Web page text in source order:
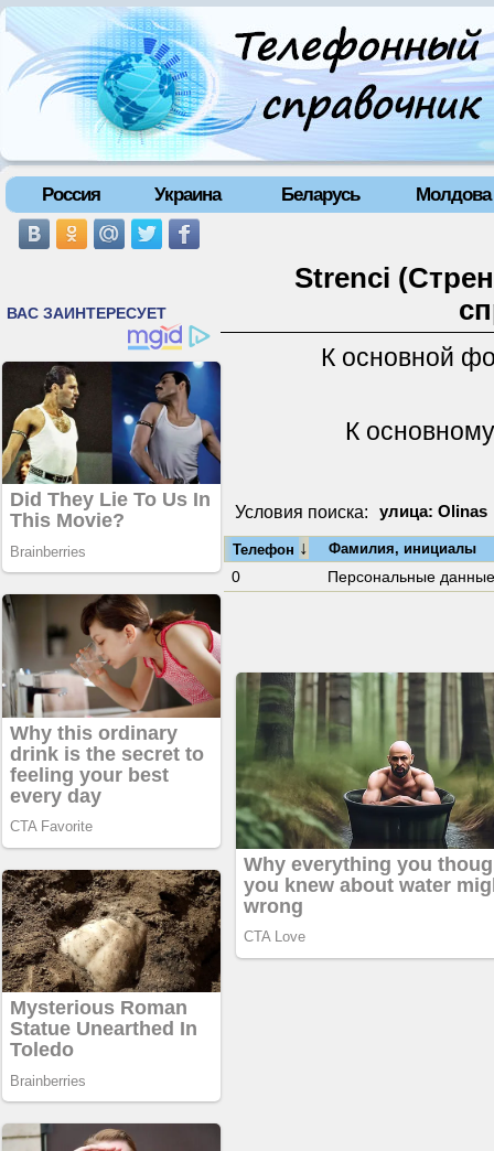
Россия Украина Беларусь Молдова
Strenci
К основной
К
Условия поиска: улица: Olinas
Телефон ↓ Фамилия, инициалы
0 Персональные данные